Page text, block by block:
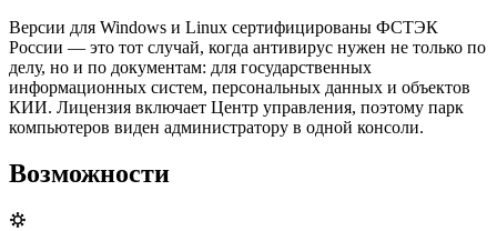
Версии для Windows и Linux сертифицированы ФСТЭК
России — это тот случай, когда антивирус нужен не только по
делу, но и по документам: для государственных
информационных систем, персональных данных и объектов
КИИ. Лицензия включает Центр управления, поэтому парк
компьютеров виден администратору в одной консоли.
Возможности